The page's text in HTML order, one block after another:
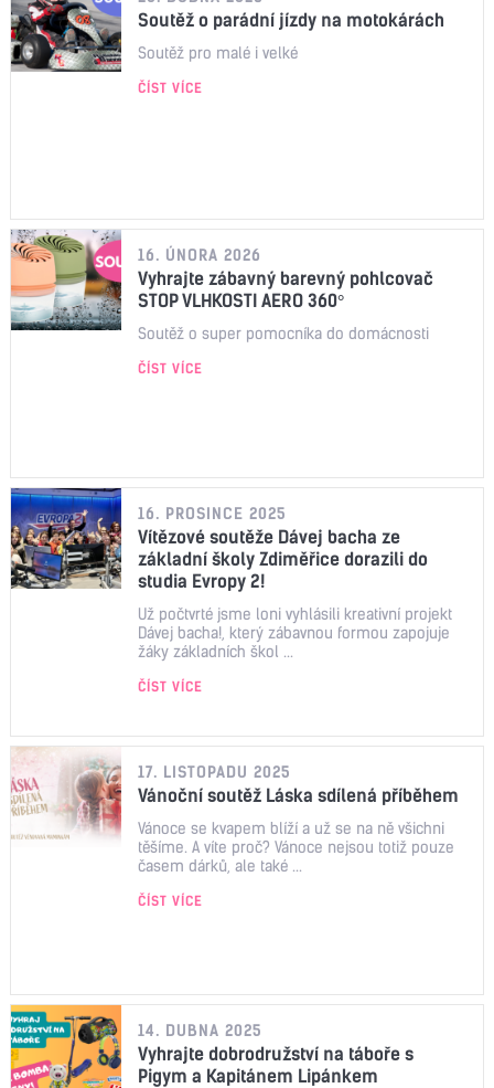
Soutěž o parádní jízdy na motokárách
Soutěž pro malé i velké
ČÍST VÍCE
16. ÚNORA 2026
Vyhrajte zábavný barevný pohlcovač
STOP VLHKOSTI AERO 360°
Soutěž o super pomocníka do domácnosti
ČÍST VÍCE
16. PROSINCE 2025
Vítězové soutěže Dávej bacha ze
základní školy Zdiměřice dorazili do
studia Evropy 2!
Už počtvrté jsme loni vyhlásili kreativní projekt
Dávej bacha!, který zábavnou formou zapojuje
žáky základních škol ...
ČÍST VÍCE
17. LISTOPADU 2025
Vánoční soutěž Láska sdílená příběhem
Vánoce se kvapem blíží a už se na ně všichni
těšíme. A víte proč? Vánoce nejsou totiž pouze
časem dárků, ale také ...
ČÍST VÍCE
14. DUBNA 2025
Vyhrajte dobrodružství na táboře s
Pigym a Kapitánem Lipánkem